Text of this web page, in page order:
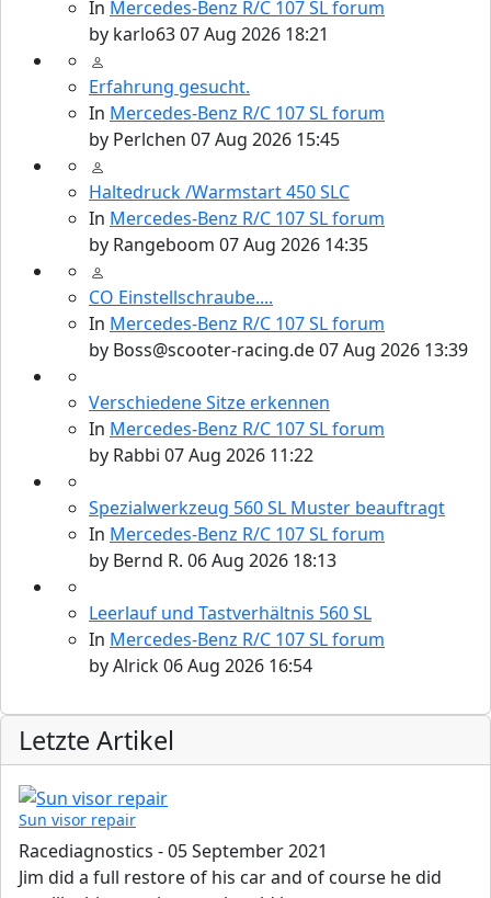
In Mercedes-Benz R/C 107 SL forum
by karlo6307 Aug 2026 18:21
Erfahrung gesucht.
In Mercedes-Benz R/C 107 SL forum
by Perlchen 07 Aug 2026 15:45
Haltedruck /Warmstart 450 SLC
In Mercedes-Benz R/C 107 SL forum
by Rangeboom 07 Aug 2026 14:35
CO Einstellschraube....
In Mercedes-Benz R/C 107 SL forum
by Boss@scooter-racing.de07 Aug 2026 13:39
Verschiedene Sitze erkennen
In Mercedes-Benz R/C 107 SL forum
by Rabbi 07 Aug 2026 11:22
Spezialwerkzeug 560 SL Muster beauftragt
In Mercedes-Benz R/C 107 SL forum
by Bernd R. 06 Aug 2026 18:13
Leerlauf und Tastverhältnis 560 SL
In Mercedes-Benz R/C 107 SL forum
byAlrick06 Aug 2026 16:54
Letzte Artikel
Sun visor repair
Racediagnostics -05 September 2021
Jim did a full restore of his car and of course he did